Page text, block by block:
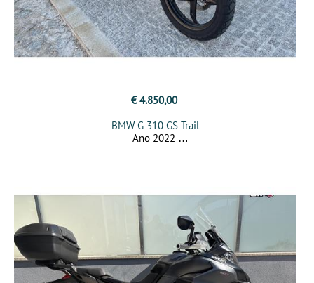
€ 4.850,00
BMW G 310 GS Trail
Ano 2022